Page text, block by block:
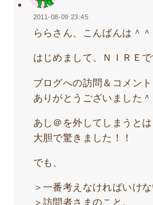
2011-08-09 23:45
ららさん、こんばんは＾＾
はじめまして、ＮＩＲＥで
ブログへの訪問＆コメント
ありがとうございました＾
あし＠を外してしまうとは
大胆で驚きました！！
でも、
＞一番考えなければいけな
＞訪問者さまのこと。